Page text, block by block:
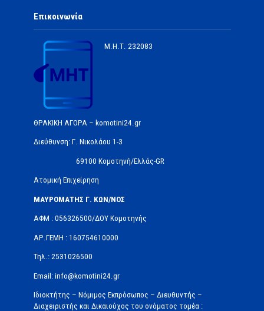
Επικοινωνία
Μ.Η.Τ. 232083
ΘΡΑΚΙΚΗ ΑΓΟΡΑ – komotini24.gr
Διεύθυνση: Γ. Νικολάου 1-3
69100 Κομοτηνή/Ελλάς-GR
Ατομική Επιχείρηση
ΜΑΥΡΟΜΑΤΗΣ Γ. ΚΩΝ/ΝΟΣ
ΑΦΜ : 056326500/ΔOΥ Κομοτηνής
ΑΡ.ΓΕΜΗ : 160754610000
Τηλ.: 2531026500
Email: info@komotini24.gr
Ιδιοκτήτης – Νόμιμος Εκπρόσωπος – Διευθυντής –
Διαχειριστής και Δικαιούχος του ονόματος τομέα :